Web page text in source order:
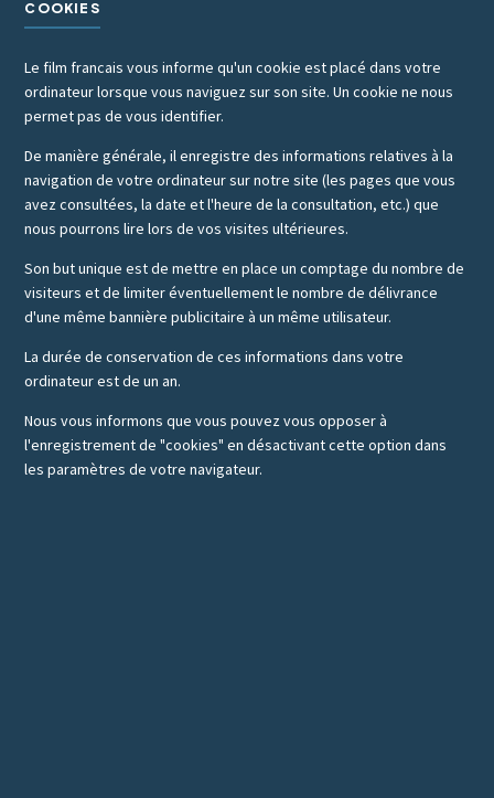
COOKIES
Le film francais vous informe qu'un cookie est placé dans votre
ordinateur lorsque vous naviguez sur son site. Un cookie ne nous
permet pas de vous identifier.
De manière générale, il enregistre des informations relatives à la
navigation de votre ordinateur sur notre site (les pages que vous
avez consultées, la date et l'heure de la consultation, etc.) que
nous pourrons lire lors de vos visites ultérieures.
Son but unique est de mettre en place un comptage du nombre de
visiteurs et de limiter éventuellement le nombre de délivrance
d'une même bannière publicitaire à un même utilisateur.
La durée de conservation de ces informations dans votre
ordinateur est de un an.
Nous vous informons que vous pouvez vous opposer à
l'enregistrement de "cookies" en désactivant cette option dans
les paramètres de votre navigateur.